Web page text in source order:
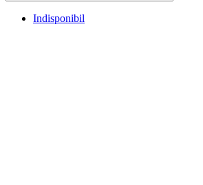
Indisponibil